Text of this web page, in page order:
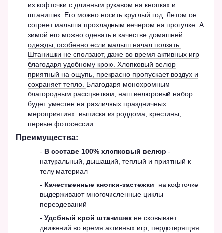
из кофточки с длинным рукавом на кнопках и
штанишек. Его можно носить круглый год. Летом он
согреет малыша прохладным вечером на прогулке. А
зимой его можно одевать в качестве домашней
одежды, особенно если малыш начал ползать.
Штанишки не сползают, даже во время активных игр
благодаря удобному крою. Хлопковый велюр
приятный на ощупь, прекрасно пропускает воздух и
сохраняет тепло. Благодаря монохромным
благородным рассцветкам, наш велюровый набор
будет уместен на различных праздничных
мероприятиях: выписка из роддома, крестины,
первые фотосессии.
Преимущества:
- В составе 100% хлопковый велюр -
натуральный, дышащий, теплый и приятный к
телу материал
- Качественные кнопки-застежки на кофточке
выдерживают многочисленные циклы
переодеваний
- Удобный крой штанишек не сковывает
движений во время активных игр, пердотврящяя